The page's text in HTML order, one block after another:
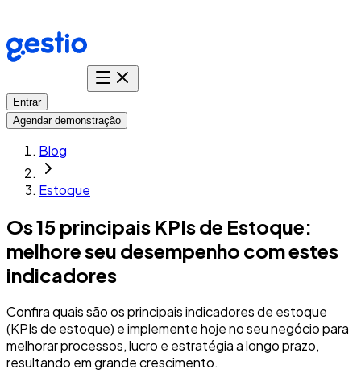
Entrar
Agendar demonstração
Blog
Estoque
Os 15 principais KPIs de Estoque:
melhore seu desempenho com estes
indicadores
Confira quais são os principais indicadores de estoque
(KPIs de estoque) e implemente hoje no seu negócio para
melhorar processos, lucro e estratégia a longo prazo,
resultando em grande crescimento.